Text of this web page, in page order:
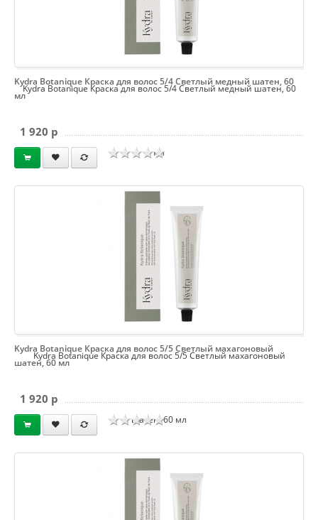
Kydra Botanique Краска для волос 5/4 Светлый медный шатен, 60
мл
Kydra Botanique Краска для волос 5/4 Светлый медный шатен, 60
мл
1 920 p
Kydra Botanique Краска для волос 5/5 Светлый махагоновый
шатен, 60 мл
Kydra Botanique Краска для волос 5/5 Светлый махагоновый
шатен, 60 мл
1 920 p